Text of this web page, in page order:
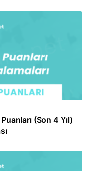
(Son 4 Yıl)